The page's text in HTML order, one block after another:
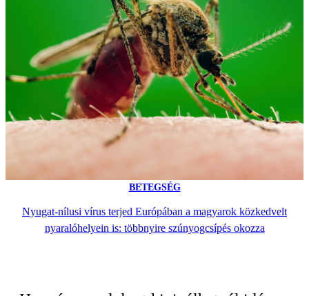
BETEGSÉG
Nyugat-nílusi vírus terjed Európában a magyarok közkedvelt
nyaralóhelyein is: többnyire szúnyogcsípés okozza